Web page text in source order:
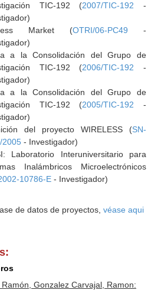
TIC-192 (2007/TIC-192 -
Market (OTRI/06-PC49 -
a la Consolidación del Grupo de
TIC-192 (2006/TIC-192 -
a la Consolidación del Grupo de
TIC-192 (2005/TIC-192 -
del proyecto WIRELESS (SN-
2005- Investigador)
Laboratorio Interuniversitario para
Inalámbricos Microelectrónicos
10786-E- Investigador)
de datos de proyectos, véase aqui
Gonzalez Carvajal, Ramon: